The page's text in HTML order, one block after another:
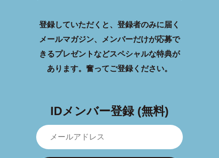
登録していただくと、登録者のみに届く
メールマガジン、メンバーだけが応募で
きるプレゼントなどスペシャルな特典が
あります。 奮ってご登録ください。
IDメンバー登録 (無料)